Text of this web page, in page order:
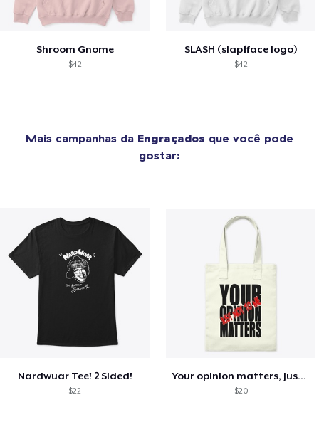
Shroom Gnome
$42
SLASH (slap1face logo)
$42
Mais campanhas da Engraçados que você pode
gostar:
Nardwuar Tee! 2 Sided!
$22
Your opinion matters, Just not to me!
$20